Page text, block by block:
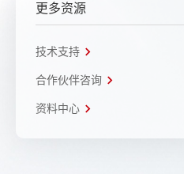
更多资源
技术支持
合作伙伴咨询
资料中心